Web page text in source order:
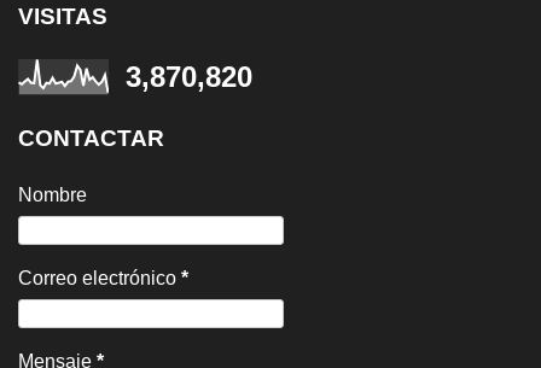
VISITAS
3,870,820
CONTACTAR
Nombre
Correo electrónico *
Mensaje *